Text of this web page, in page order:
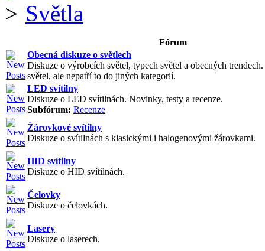
Světla
Fórum
Obecná diskuze o světlech
Diskuze o výrobcích světel, typech světel a obecných
světel, ale nepatří to do jiných kategorií.
LED svítilny
Diskuze o LED svítilnách. Novinky, testy a recenze.
Subfórum: Recenze
Žárovkové svítilny
Diskuze o svítilnách s klasickými i halogenovými žárovkami.
HID svítilny
Diskuze o HID svítilnách.
Čelovky
Diskuze o čelovkách.
Lasery
Diskuze o laserech.